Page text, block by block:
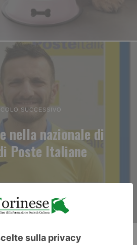
SUCCESSIVO
nella nazionale di
Poste Italiane